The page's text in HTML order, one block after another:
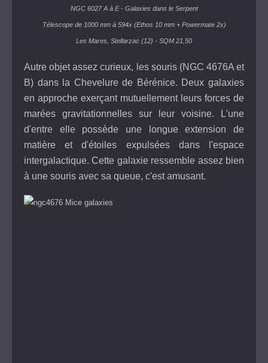
NGC 6027 A à E - Galaxies dans le Serpent
Télescope de 1000 mm à 594x (Ethos 10 mm + Powermate 2x)
Les Mares, Stellarzac (12) - SQM 21,50
Autre objet assez curieux, les souris (NGC 4676A et
B) dans la Chevelure de Bérénice. Deux galaxies
en approche exerçant mutuellement leurs forces de
marées gravitationnelles sur leur voisine. L'une
d'entre elle possède une longue extension de
matière et d'étoiles expulsées dans l'espace
intergalactique. Cette galaxie ressemble assez bien
à une souris avec sa queue, c'est amusant.